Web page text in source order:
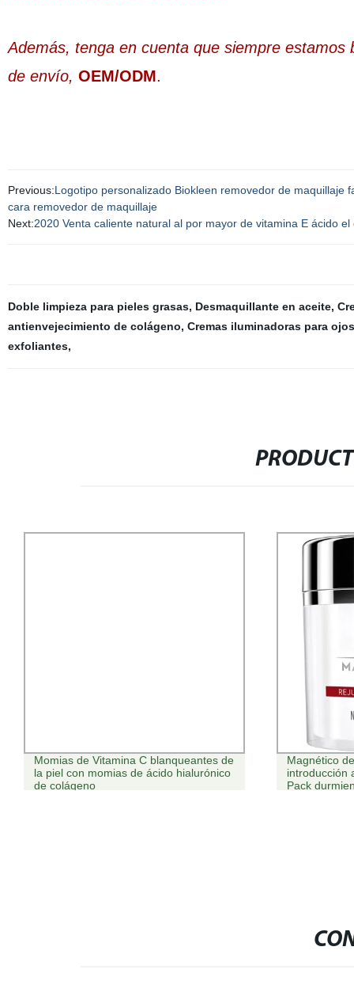
Además, tenga en cuenta que siempre
de envío, OEM/ODM.
Previous:Logotipo personalizado Biokleen removedor de maquillaje
cara removedor de maquillaje
Next:2020 Venta caliente natural al por mayor de vitamina E ácido
Doble limpieza para pieles grasas, Desmaquillante en aceite,
antienvejecimiento de colágeno, Cremas iluminadoras para ojos
exfoliantes,
Momias de Vitamina C blanqueantes de
la piel con momias de ácido hialurónico
de colágeno
Magnético
introducción
Pack